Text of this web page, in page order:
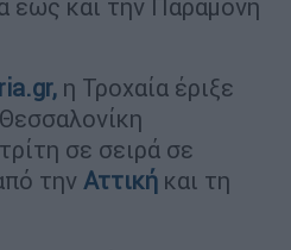
έως και την Παραμονή
η Τροχαία έριξε
σε σειρά σε
την Αττική και τη